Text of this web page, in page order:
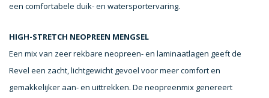
een comfortabele duik- en watersportervaring.
HIGH-STRETCH NEOPREEN MENGSEL
Een mix van zeer rekbare neopreen- en laminaatlagen geeft de
Revel een zacht, lichtgewicht gevoel voor meer comfort en
gemakkelijker aan- en uittrekken. De neopreenmix genereert